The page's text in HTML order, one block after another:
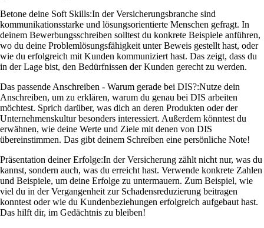
Betone deine Soft Skills:In der Versicherungsbranche sind
kommunikationsstarke und lösungsorientierte Menschen gefragt. In
deinem Bewerbungsschreiben solltest du konkrete Beispiele anführen,
wo du deine Problemlösungsfähigkeit unter Beweis gestellt hast, oder
wie du erfolgreich mit Kunden kommuniziert hast. Das zeigt, dass du
in der Lage bist, den Bedürfnissen der Kunden gerecht zu werden.
Das passende Anschreiben - Warum gerade bei DIS?:Nutze dein
Anschreiben, um zu erklären, warum du genau bei DIS arbeiten
möchtest. Sprich darüber, was dich an deren Produkten oder der
Unternehmenskultur besonders interessiert. Außerdem könntest du
erwähnen, wie deine Werte und Ziele mit denen von DIS
übereinstimmen. Das gibt deinem Schreiben eine persönliche Note!
Präsentation deiner Erfolge:In der Versicherung zählt nicht nur, was du
kannst, sondern auch, was du erreicht hast. Verwende konkrete Zahlen
und Beispiele, um deine Erfolge zu untermauern. Zum Beispiel, wie
viel du in der Vergangenheit zur Schadensreduzierung beitragen
konntest oder wie du Kundenbeziehungen erfolgreich aufgebaut hast.
Das hilft dir, im Gedächtnis zu bleiben!